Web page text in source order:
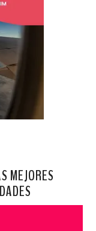
MEJORES